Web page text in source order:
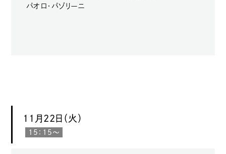
パオロ・パゾリーニ
11月22日（火）
15：15〜